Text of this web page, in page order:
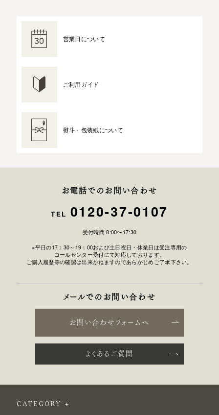
営業日について
ご利用ガイド
熨斗・包装紙について
お電話でのお問い合わせ
TEL 0120-37-0107
受付時間 8:00〜17:30
※平日の17：30～19：00および土日祝日・休業日は受注専用の
コールセンター受付にて対応しております。
ご購入履歴等の確認は出来かねますのであらかじめご了承下さい。
メールでのお問い合わせ
お問い合わせフォームへ
よくあるご質問
CATEGORY